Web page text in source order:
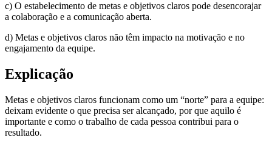
c) O estabelecimento de metas e objetivos claros pode desencorajar
a colaboração e a comunicação aberta.
d) Metas e objetivos claros não têm impacto na motivação e no
engajamento da equipe.
Explicação
Metas e objetivos claros funcionam como um “norte” para a equipe:
deixam evidente o que precisa ser alcançado, por que aquilo é
importante e como o trabalho de cada pessoa contribui para o
resultado.